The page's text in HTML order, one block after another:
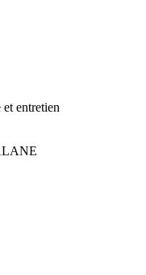
entretien